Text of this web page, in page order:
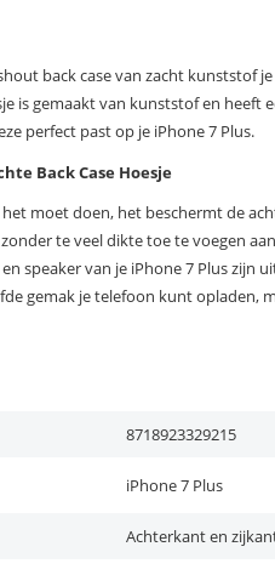
back case van zacht kunststof
is gemaakt van kunststof en heeft
perfect past op je iPhone 7 Plus.
Back Case Hoesje
het moet doen, het beschermt de
te veel dikte toe te voegen
speaker van je iPhone 7 Plus zijn
gemak je telefoon kunt opladen,
8718923329215
iPhone 7 Plus
Achterkant en